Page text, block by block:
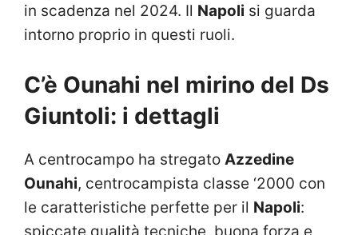
in scadenza nel 2024. Il Napoli si guarda
intorno proprio in questi ruoli.
C’è Ounahi nel mirino del Ds
Giuntoli: i dettagli
A centrocampo ha stregato Azzedine
Ounahi, centrocampista classe ‘2000 con
le caratteristiche perfette per il Napoli: